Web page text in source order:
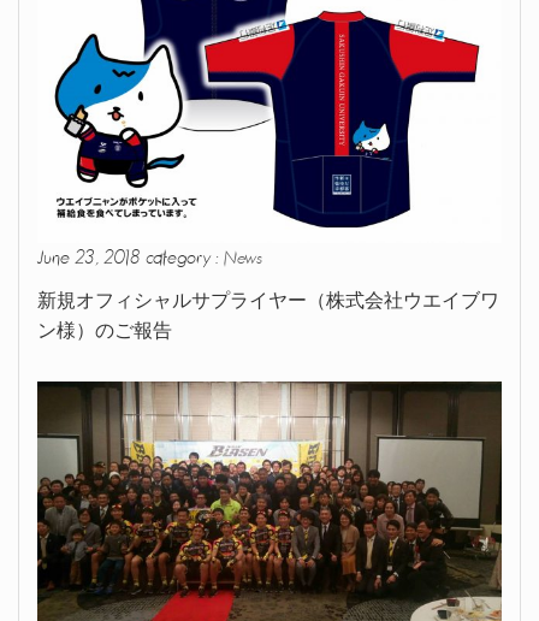
June 23, 2018 category : News
新規オフィシャルサプライヤー（株式会社ウエイブワ
ン様）のご報告